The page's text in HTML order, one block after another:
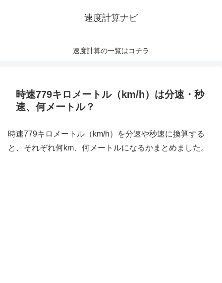
速度計算ナビ
速度計算の一覧はコチラ
時速779キロメートル（km/h）は分速・秒
速、何メートル？
時速779キロメートル（km/h）を分速や秒速に換算する
と、それぞれ何km、何メートルになるかまとめました。